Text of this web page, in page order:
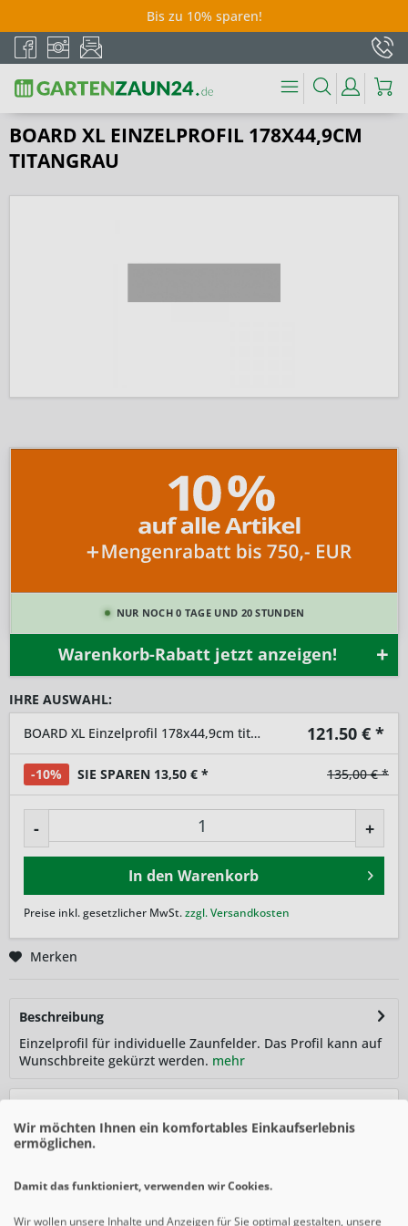
Bis zu 10% sparen!
BOARD XL EINZELPROFIL 178X44,9CM
TITANGRAU
NUR NOCH 0 TAGE UND 20 STUNDEN
Warenkorb-Rabatt jetzt anzeigen!
IHRE AUSWAHL:
BOARD XL Einzelprofil 178x44,9cm titangrau
121.50 € *
-10% SIE SPAREN 13,50 € * 135,00 € *
- +
In den Warenkorb
Preise inkl. gesetzlicher MwSt.zzgl. Versandkosten
Merken
Beschreibung
Einzelprofil für individuelle Zaunfelder. Das Profil kann auf
Wunschbreite gekürzt werden. mehr
Wir möchten Ihnen ein komfortables Einkaufserlebnis
ermöglichen.
Damit das funktioniert, verwenden wir Cookies.
Wir wollen unsere Inhalte und Anzeigen für Sie optimal gestalten, unsere